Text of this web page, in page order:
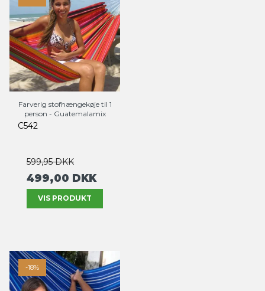
Farverig stofhængekøje til 1
person - Guatemalamix
C542
599,95 DKK
499,00 DKK
VIS PRODUKT
-18%